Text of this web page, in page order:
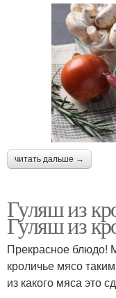
читать дальше →
Гуляш из
Гуляш из
Прекрасное блюдо!
кроличье мясо
из какого мяса это